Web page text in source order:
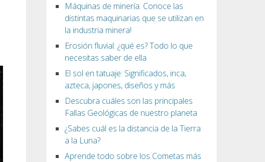
Máquinas de minería. Conoce las
distintas maquinarias que se utilizan en
la industria minera!
Erosión fluvial: ¿qué es? Todo lo que
necesitas saber de ella
El sol en tatuaje: Significados, inca,
azteca, japones, diseños y más
Descubra cuáles son las principales
Fallas Geológicas de nuestro planeta
¿Sabes cuál es la distancia de la Tierra
a la Luna?
Aprende todo sobre los Cometas más